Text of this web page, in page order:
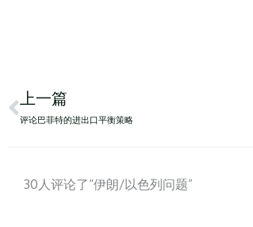
Prev
上一篇
评论巴菲特的进出口平衡策略
30人评论了“伊朗/以色列问题”
近
近